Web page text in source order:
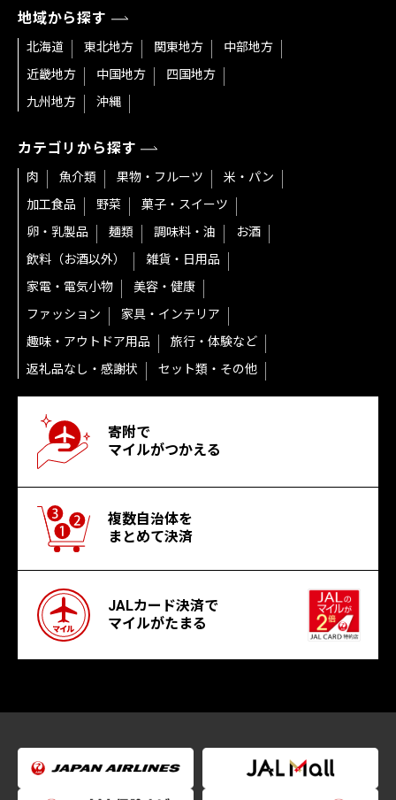
地域から探す
北海道 東北地方 関東地方
中部地方
近畿地方
中国地方
四国地方
九州地方
沖縄
カテゴリから探す
肉 魚介類 果物・フルーツ
米・パン
加工食品
野菜
菓子・スイーツ
卵・乳製品
麺類 調味料・油
お酒
飲料（お酒以外）
雑貨・日用品
家電・電気小物
美容・健康
ファッション
家具・インテリア
趣味・アウトドア用品
旅行・体験など
返礼品なし・感謝状
セット類・その他
寄附で
マイルがつかえる
複数自治体を
まとめて決済
JALカード決済で
マイルがたまる